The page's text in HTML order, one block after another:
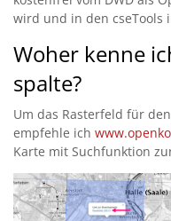
wird und in den cseTools
Woher kenne
spalte?
Um das Rasterfeld für
empfehle ich
Karte mit Suchfunktion